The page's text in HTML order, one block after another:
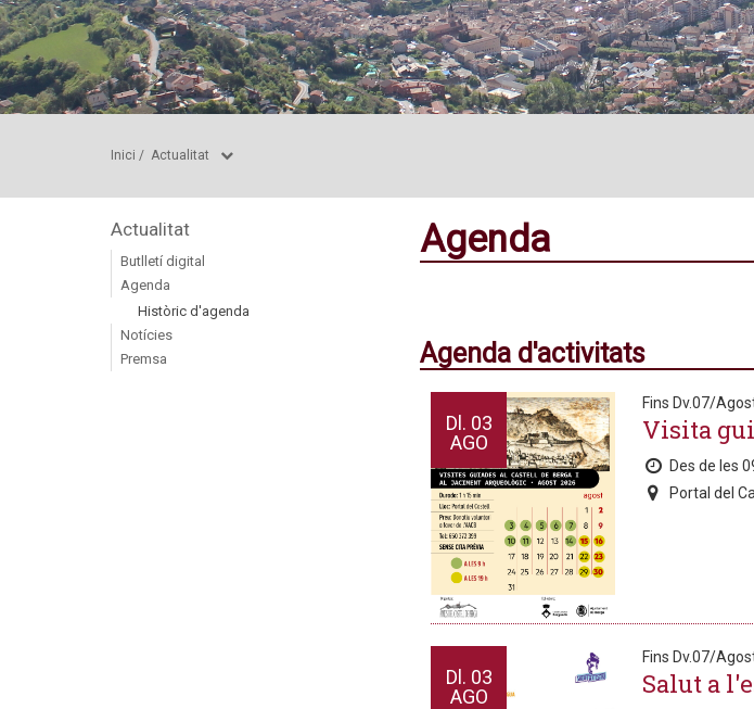
Inici / Actualitat
Actualitat
Butlletí digital
Agenda
Històric d'agenda
Notícies
Premsa
Agenda
Agenda d'activitats
Dl. 03
AGO
Fins Dv.07/
Visita
Des de les
Portal del
Dl. 03
AGO
Fins Dv.07/
Salut a